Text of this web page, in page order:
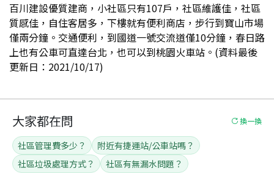
百川建設優質建商，小社區只有107戶，社區維護佳，社區
質感佳，自住客居多，下樓就有便利商店，步行到寶山市場
僅兩分鐘。交通便利，到國道一號交流道僅10分鐘，春日路
上也有公車可直達台北，也可以到桃園火車站。(資料最後
更新日：2021/10/17)
大家都在問 換一換
社區管理費多少？
附近有捷運站/公車站嗎？
社區垃圾處理方式？
社區有無漏水問題？